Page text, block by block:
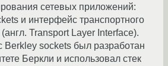
сетевых приложений:
и интерфейс транспортного
Transport Layer Interface).
Berkley sockets был разработан
Беркли и использовал стек